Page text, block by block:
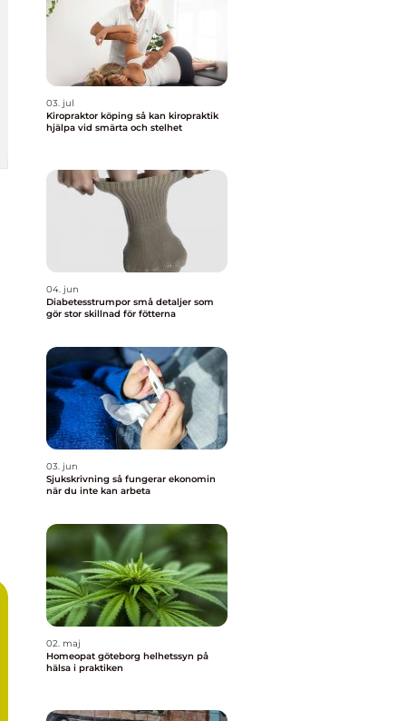
03. jul
Kiropraktor köping så kan kiropraktik
hjälpa vid smärta och stelhet
04. jun
Diabetesstrumpor små detaljer som
gör stor skillnad för fötterna
03. jun
Sjukskrivning så fungerar ekonomin
när du inte kan arbeta
02. maj
Homeopat göteborg helhetssyn på
hälsa i praktiken